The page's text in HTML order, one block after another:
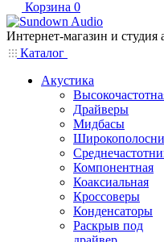
Корзина 0
Интернет-магазин и студия
Каталог
Акустика
Драйверы
Мидбасы
Компонентная
Коаксиальная
Кроссоверы
Конденсаторы
Раскрыв под